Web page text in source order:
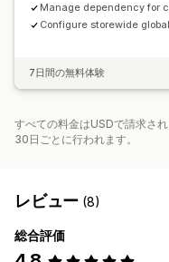
Manage dependency for
Configure storewide
7日間の無料体験
すべての料金はUSDで請求さ
30日ごとに行われます。
レビュー (8)
総合評価